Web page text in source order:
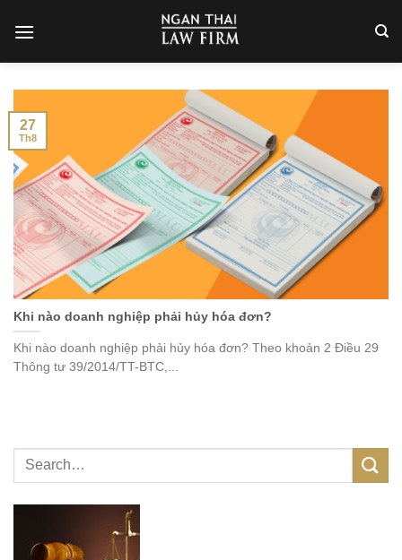
Khi nào doanh nghiệp phải hủy hóa đơn?
Khi nào doanh nghiệp phải hủy hóa đơn? Theo khoản 2 Điều 29
Thông tư 39/2014/TT-BTC,...
27
Th8